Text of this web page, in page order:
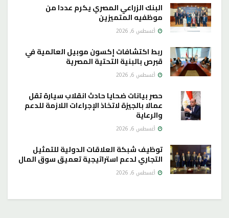
البنك الزراعي المصري يكرم عددا من
موظفيه المتميزين
أغسطس 6, 2026
ربط اكتشافات إكسون موبيل العالمية في
قبرص بالبنية التحتية المصرية
أغسطس 6, 2026
حصر بيانات ضحايا حادث انقلاب سيارة تقل
عمالا بالجيزة لاتخاذ الإجراءات اللازمة للدعم
والرعاية
أغسطس 6, 2026
توظيف شبكة العلاقات الدولية للتمثيل
التجاري لدعم استراتيجية تعميق سوق المال
أغسطس 6, 2026